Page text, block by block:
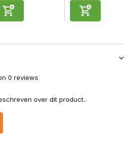
0 reviews
over dit product..